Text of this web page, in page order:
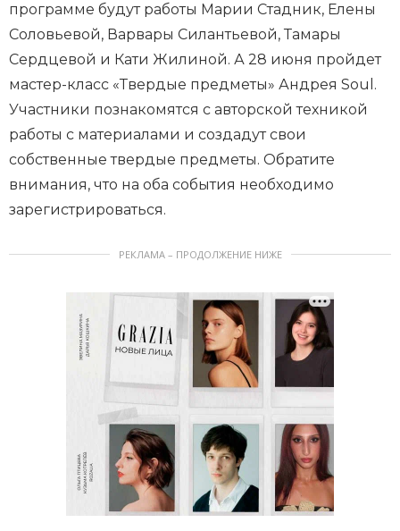
программе будут работы Марии Стадник, Елены
Соловьевой, Варвары Силантьевой, Тамары
Сердцевой и Кати Жилиной. А 28 июня пройдет
мастер-класс «Твердые предметы» Андрея Soul.
Участники познакомятся с авторской техникой
работы с материалами и создадут свои
собственные твердые предметы. Обратите
внимания, что на оба события необходимо
зарегистрироваться.
РЕКЛАМА – ПРОДОЛЖЕНИЕ НИЖЕ